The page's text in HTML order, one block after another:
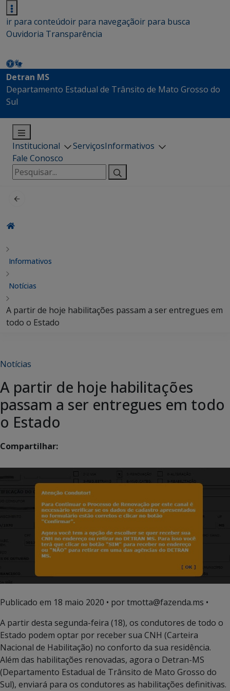
ir para conteúdoir para navegaçãoir para busca
Ouvidoria Transparência
Detran MS
Departamento Estadual de Trânsito de Mato Grosso do
Sul
Institucional ServiçosInformativos
Fale Conosco
Pesquisar
por:
Informativos
Notícias
A partir de hoje habilitações passam a ser entregues em
todo o Estado
Notícias
A partir de hoje habilitações
passam a ser entregues em todo
o Estado
Compartilhar:
Publicado em 18 maio 2020 • por tmotta@fazenda.ms •
A partir desta segunda-feira (18), os condutores de todo o
Estado podem optar por receber sua CNH (Carteira
Nacional de Habilitação) no conforto da sua residência.
Além das habilitações renovadas, agora o Detran-MS
(Departamento Estadual de Trânsito de Mato Grosso do
Sul), enviará para os condutores as habilitações definitivas.